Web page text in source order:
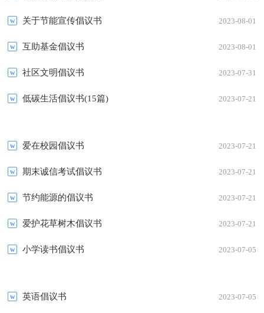
关于节能宣传倡议书 2023-08-01
互助基金倡议书 2023-08-01
社区文明倡议书 2023-07-31
低碳生活倡议书(15篇) 2023-07-21
爱在校园倡议书 2023-07-21
期末诚信考试倡议书 2023-07-21
节约能源的倡议书 2023-07-21
爱护花草树木倡议书 2023-07-21
小学读书倡议书 2023-07-05
英语倡议书 2023-07-05